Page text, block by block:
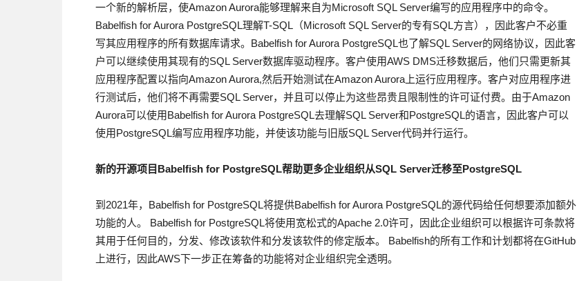
一个新的解析层，使Amazon Aurora能够理解来自为Microsoft SQL Server编写的应用程序中的命令。
Babelfish for Aurora PostgreSQL理解T-SQL（Microsoft SQL Server的专有SQL方言），因此客户不必重
写其应用程序的所有数据库请求。Babelfish for Aurora PostgreSQL也了解SQL Server的网络协议，因此客
户可以继续使用其现有的SQL Server数据库驱动程序。客户使用AWS DMS迁移数据后，他们只需更新其
应用程序配置以指向Amazon Aurora,然后开始测试在Amazon Aurora上运行应用程序。客户对应用程序进
行测试后，他们将不再需要SQL Server，并且可以停止为这些昂贵且限制性的许可证付费。由于Amazon
Aurora可以使用Babelfish for Aurora PostgreSQL去理解SQL Server和PostgreSQL的语言，因此客户可以
使用PostgreSQL编写应用程序功能，并使该功能与旧版SQL Server代码并行运行。
新的开源项目 Babelfish for PostgreSQL帮助更多企业组织从SQL Server迁移至PostgreSQL
到2021年，Babelfish for PostgreSQL将提供Babelfish for Aurora PostgreSQL的源代码给任何想要添加额外
功能的人。 Babelfish for PostgreSQL将使用宽松式的Apache 2.0许可，因此企业组织可以根据许可条款将
其用于任何目的，分发、修改该软件和分发该软件的修定版本。 Babelfish的所有工作和计划​​都将在GitHub
上进行，因此AWS下一步正在筹备的功能将对企业组织完全透明。